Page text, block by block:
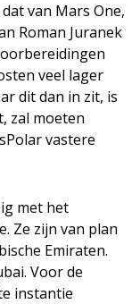
van Mars One,
Roman Juranek
veel lager
dit dan in zit, is
zal moeten
vastere
met het
Ze zijn van plan
Emiraten.
Voor de
instantie